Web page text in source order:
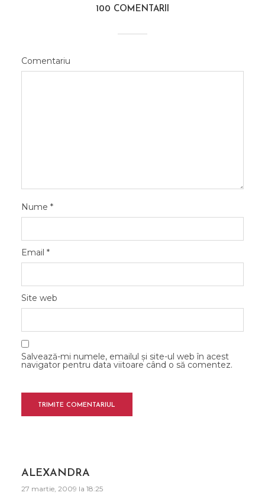
100 COMENTARII
Comentariu
Nume *
Email *
Site web
Salvează-mi numele, emailul și site-ul web în acest
navigator pentru data viitoare când o să comentez.
ALEXANDRA
27 martie, 2009 la 18:25